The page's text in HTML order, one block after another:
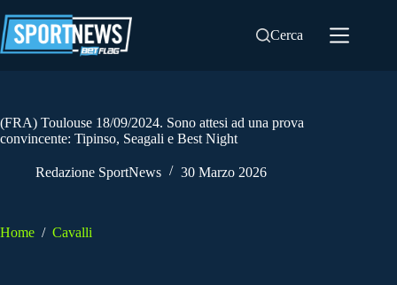
al
contenuto
Cerca
(FRA) Toulouse 18/09/2024. Sono attesi ad una prova
convincente: Tipinso, Seagali e Best Night
Redazione SportNews 30 Marzo 2026
Home / Cavalli